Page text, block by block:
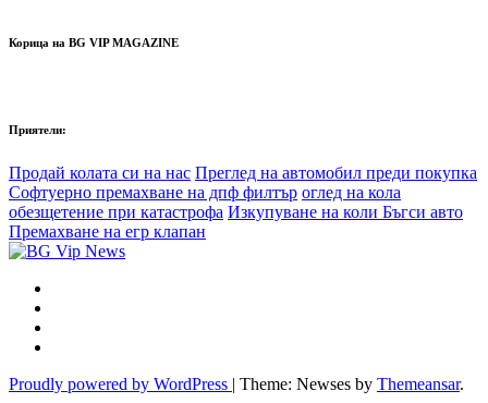
Корица на BG VIP MAGAZINE
Приятели:
Продай колата си на нас Преглед на автомобил преди покупка
Софтуерно премахване на дпф филтър оглед на кола
обезщетение при катастрофа Изкупуване на коли Бъгси авто
Премахване на егр клапан
Proudly powered by WordPress | Theme: Newses by Themeansar.